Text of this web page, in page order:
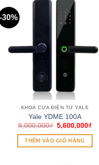
-30%
KHOÁ CỬA ĐIỆN TỬ YALE
Yale YDME 100A
8,000,000₫ Giá
là:
8,000,000₫.
5,600,000₫Giá
THÊM VÀO GIỎ HÀNG